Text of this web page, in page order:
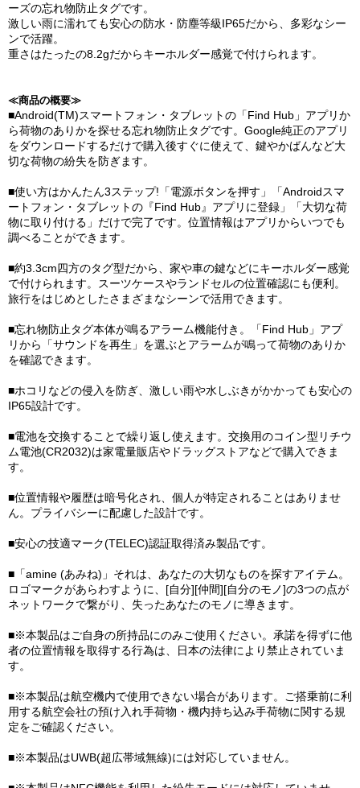
ーズの忘れ物防止タグです。
激しい雨に濡れても安心の防水・防塵等級IP65だから、多彩なシー
ンで活躍。
重さはたったの8.2gだからキーホルダー感覚で付けられます。
≪商品の概要≫
■Android(TM)スマートフォン・タブレットの「Find Hub」アプリか
ら荷物のありかを探せる忘れ物防止タグです。Google純正のアプリ
をダウンロードするだけで購入後すぐに使えて、鍵やかばんなど大
切な荷物の紛失を防ぎます。
■使い方はかんたん3ステップ!「電源ボタンを押す」「Androidスマ
ートフォン・タブレットの『Find Hub』アプリに登録」「大切な荷
物に取り付ける」だけで完了です。位置情報はアプリからいつでも
調べることができます。
■約3.3cm四方のタグ型だから、家や車の鍵などにキーホルダー感覚
で付けられます。スーツケースやランドセルの位置確認にも便利。
旅行をはじめとしたさまざまなシーンで活用できます。
■忘れ物防止タグ本体が鳴るアラーム機能付き。「Find Hub」アプ
リから「サウンドを再生」を選ぶとアラームが鳴って荷物のありか
を確認できます。
■ホコリなどの侵入を防ぎ、激しい雨や水しぶきがかかっても安心の
IP65設計です。
■電池を交換することで繰り返し使えます。交換用のコイン型リチウ
ム電池(CR2032)は家電量販店やドラッグストアなどで購入できま
す。
■位置情報や履歴は暗号化され、個人が特定されることはありませ
ん。プライバシーに配慮した設計です。
■安心の技適マーク(TELEC)認証取得済み製品です。
■「amine (あみね)」それは、あなたの大切なものを探すアイテム。
ロゴマークがあらわすように、[自分][仲間][自分のモノ]の3つの点が
ネットワークで繋がり、失ったあなたのモノに導きます。
■※本製品はご自身の所持品にのみご使用ください。承諾を得ずに他
者の位置情報を取得する行為は、日本の法律により禁止されていま
す。
■※本製品は航空機内で使用できない場合があります。ご搭乗前に利
用する航空会社の預け入れ手荷物・機内持ち込み手荷物に関する規
定をご確認ください。
■※本製品はUWB(超広帯域無線)には対応していません。